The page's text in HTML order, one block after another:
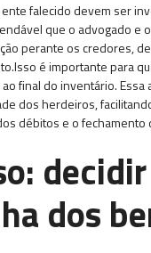
falecido devem ser
que o advogado e
perante os credores,
é importante para
final do inventário. Essa
dos herdeiros,
débitos e o fechamento
dos